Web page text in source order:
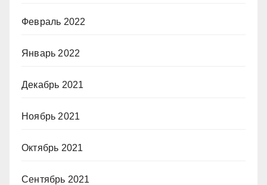
Февраль 2022
Январь 2022
Декабрь 2021
Ноябрь 2021
Октябрь 2021
Сентябрь 2021